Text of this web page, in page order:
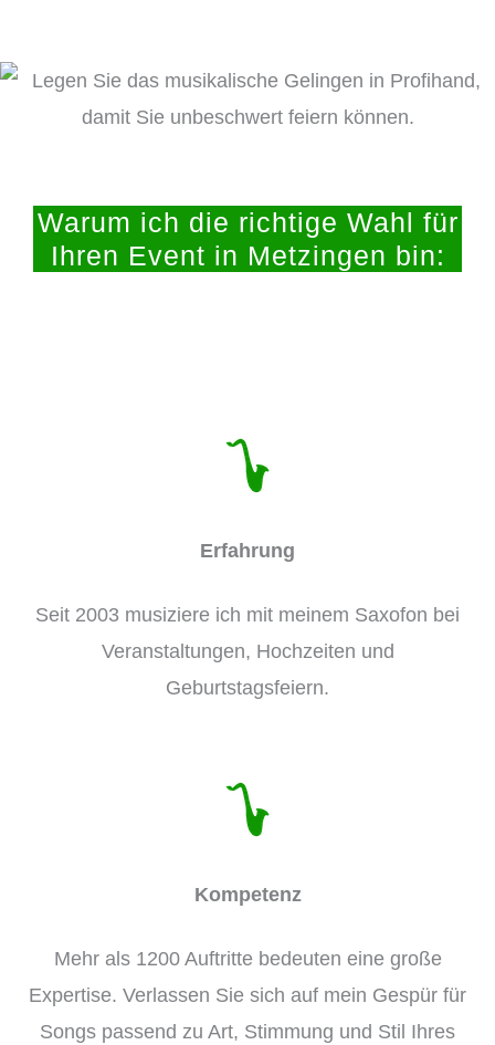
Warum ich die richtige Wahl für
Ihren Event in Metzingen bin:
Erfahrung
Seit 2003 musiziere ich mit meinem Saxofon bei
Veranstaltungen, Hochzeiten und
Geburtstagsfeiern.
Kompetenz
Mehr als 1200 Auftritte bedeuten eine große
Expertise. Verlassen Sie sich auf mein Gespür für
Songs passend zu Art, Stimmung und Stil Ihres